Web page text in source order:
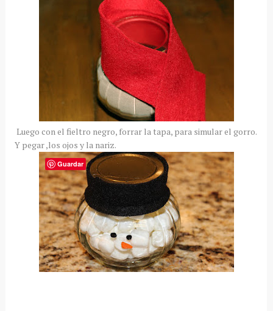
Luego con el fieltro negro, forrar la tapa, para simular el gorro.
Y pegar ,los ojos y la nariz.
Guardar